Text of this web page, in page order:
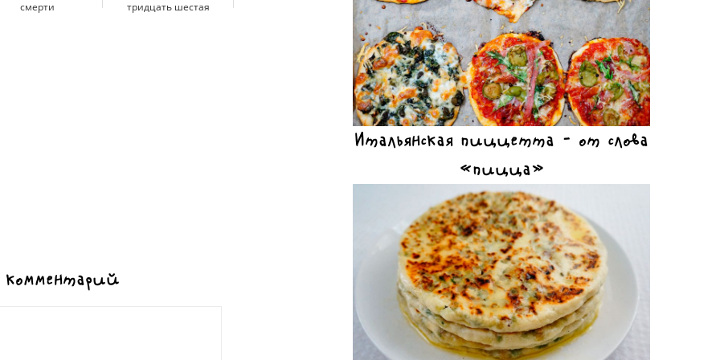
смерти
тридцать шестая
комментарий
Итальянская пиццетта – от слова
«пицца»